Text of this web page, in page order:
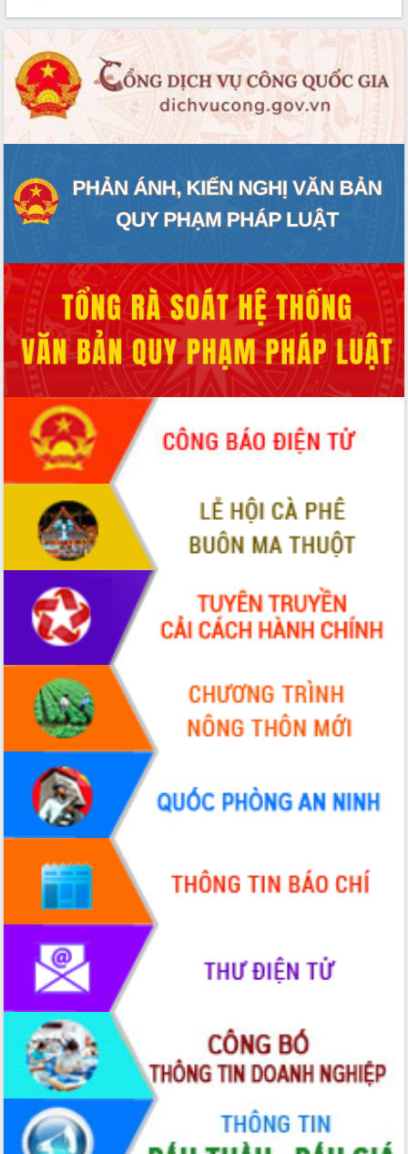
định EUDR
Thứ trưởng Bộ Nông nghiệp và Môi
trường Nguyễn Hoàng Hiệp khảo sát
vùng trồng và doanh nghiệp đóng gói
sầu riêng tại Đắk Lắk
Trình diễn nghệ thuật chế biến các
món ăn từ sầu riêng
tiến đầu tư tỉnh
Ngành cá ngừ Đắk Lắk chủ động thích
ứng để giữ vững thị trường xuất khẩu
phá cơ chế - Hợp tác công tư
Đề án 06 tạo bước ngoặt đột phá trong
cải cách hành chính tỉnh Đắk Lắk
Kết nối tour, đẩy mạnh chuyển đổi số
để phát triển du lịch Đắk Lắk
Khởi động Dự án Đầu tư xây dựng hạ
tầng kỹ thuật Cụm công nghiệp Tân
Gặp mặt các cơ quan báo chí nhân Kỷ
niệm 101 năm Ngày Báo chí Cách
mạng Việt Nam
Đắk Lắk sơ kết 4 năm triển khai thực
hiện Đề án 06 của Chính phủ
Họp báo thông tin về Hội nghị Công bố
Quy hoạch và Xúc tiến đầu tư tỉnh Đắk
Khơi thông điểm nghẽn, đẩy nhanh
giải ngân vốn khắc phục thiên tai
HĐND tỉnh thông qua điều chỉnh Quy
hoạch tỉnh thời kỳ 2021-2030
Hội thảo góp ý hồ sơ điều chỉnh quy
hoạch tỉnh Đắk Lắk thời kỳ 2021-2030,
tầm nhìn đến năm 2050
Nâng cao hiệu quả hoạt động của các
doanh nghiệp nhà nước
Hội nghị triển khai kết nối mạng
truyền số liệu chuyên dùng phục vụ cơ
quan Đảng, Nhà nước
Lễ phát động chuỗi hoạt động chung
tay làm sạch môi trường
Xã Ea Kar bước chuyển mình trong
công tác cải cách hành chính mô hình
UBND tỉnh họp báo định kỳ tháng 4
năm 2026
Hội thảo khoa học “Giải pháp thúc đẩy
phát triển nền kinh tế xanh tại tỉnh
Đắk Lắk”
Tăng cường giám sát, đôn đốc thực
hiện nhiệm vụ quản lý tài sản công
hàng tuần
Tháo gỡ những vướng mắc, đẩy mạnh
công tác cải cách thủ tục hành chính
tại Trung tâm Phục vụ hành chính
công tỉnh